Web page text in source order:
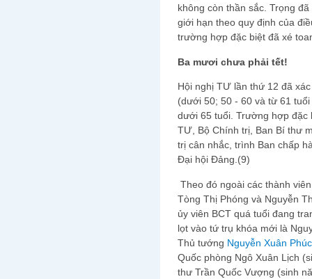
không còn thần sắc. Trọng
giới hạn theo quy định của
trường hợp đặc biệt đã xé
Ba mươi chưa phải tết!
Hội nghị TƯ lần thứ 12 đã
(dưới 50; 50 - 60 và từ 61
dưới 65 tuổi. Trường hợp đặc
TƯ, Bộ Chính trị, Ban Bí thư
trị cân nhắc, trình Ban chấp
Đại hội Đảng.(9)
Theo đó ngoài các thành
Tòng Thị Phóng và Nguyễn
ủy viên BCT quá tuổi đang
lọt vào tứ trụ khóa mới là
Thủ tướng Nguyễn Xuân Phúc
Quốc phòng Ngô Xuân Lịch
thư Trần Quốc Vượng (sinh